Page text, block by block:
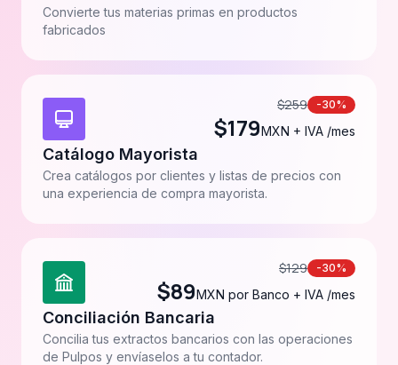
Convierte tus materias primas en productos
fabricados
$259 -30%
$179MXN + IVA /mes
Catálogo Mayorista
Crea catálogos por clientes y listas de precios con
una experiencia de compra mayorista.
$129 -30%
$89MXN por Banco + IVA /mes
Conciliación Bancaria
Concilia tus extractos bancarios con las operaciones
de Pulpos y envíaselos a tu contador.